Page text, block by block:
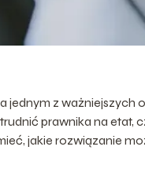
z ważniejszych
prawnika na etat,
jakie rozwiązanie